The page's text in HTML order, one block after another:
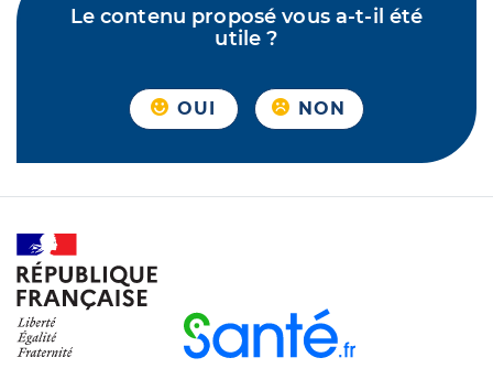
Le contenu proposé vous a-t-il été
utile ?
OUI NON